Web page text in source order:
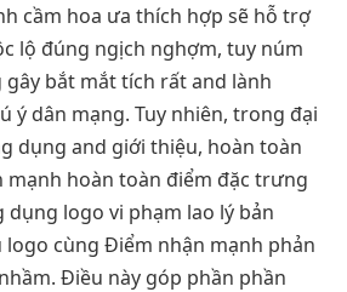
cầm hoa ưa thích hợp sẽ hỗ trợ
lộ đúng ngịch nghợm, tuy núm
bắt mắt tích rất and lành
ý dân mạng. Tuy nhiên, trong đại
dụng and giới thiệu, hoàn toàn
mạnh hoàn toàn điểm đặc trưng
logo vi phạm lao lý bản
logo cùng Điểm nhận mạnh phản
Điều này góp phần phần